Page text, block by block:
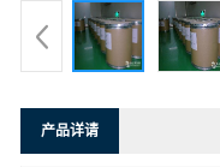
产品详请